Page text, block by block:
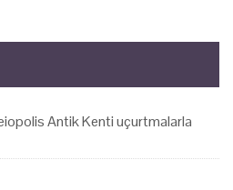
Antik Kenti uçurtmalarla